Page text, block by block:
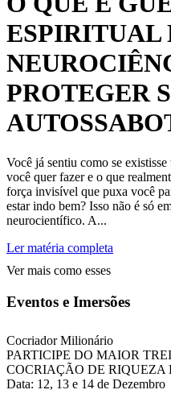
ESPIRITUAL
PROTEGER
Você já sentiu como se
você quer fazer e o que
força invisível que puxa você
estar indo bem? Isso não é só
neurocientífico. A...
Ler matéria completa
Ver mais como esses
Eventos e Imersões
Cocriador Milionário
PARTICIPE DO MAIOR
COCRIAÇÃO DE RIQUEZA
Data: 12, 13 e 14 de Dezembro